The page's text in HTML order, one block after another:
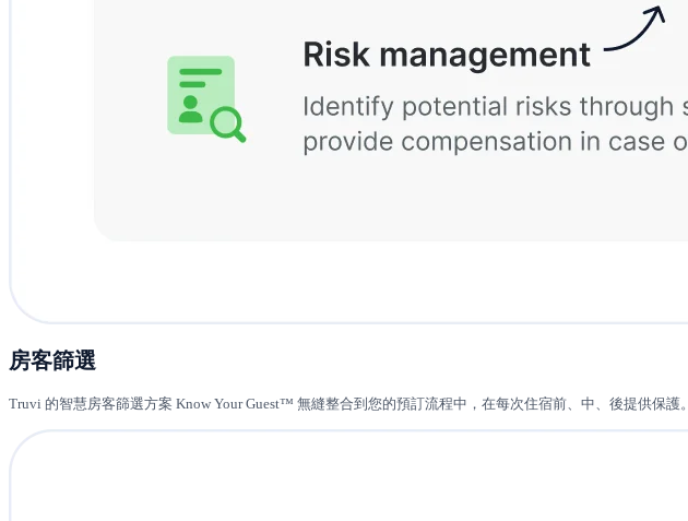
房客篩選
Truvi 的智慧房客篩選方案 Know Your Guest™ 無縫整合到您的預訂流程中，在每次住宿前、中、後提供保護。